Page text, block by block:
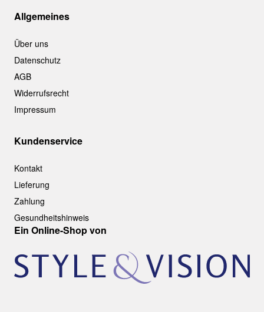
Allgemeines
Über uns
Datenschutz
AGB
Widerrufsrecht
Impressum
Kundenservice
Kontakt
Lieferung
Zahlung
Gesundheitshinweis
Ein Online-Shop von